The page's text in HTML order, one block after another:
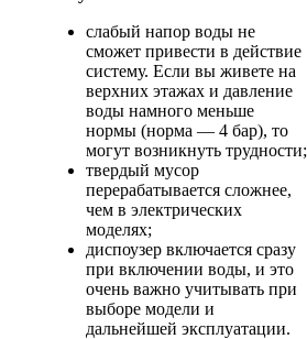
слабый напор воды не
сможет привести в действие
систему. Если вы живете на
верхних этажах и давление
воды намного меньше
нормы (норма — 4 бар), то
могут возникнуть трудности;
твердый мусор
перерабатывается сложнее,
чем в электрических
моделях;
диспоузер включается сразу
при включении воды, и это
очень важно учитывать при
выборе модели и
дальнейшей эксплуатации.